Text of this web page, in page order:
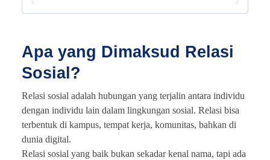
Apa yang Dimaksud Relasi
Sosial?
Relasi sosial adalah hubungan yang terjalin antara individu
dengan individu lain dalam lingkungan sosial. Relasi bisa
terbentuk di kampus, tempat kerja, komunitas, bahkan di
dunia digital.
Relasi sosial yang baik bukan sekadar kenal nama, tapi ada